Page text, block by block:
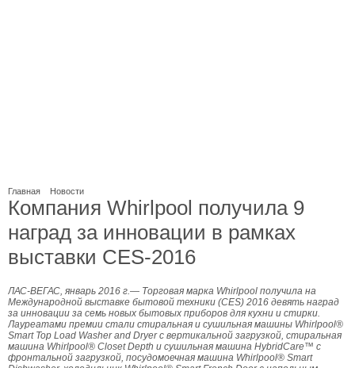
Главная Новости
Компания Whirlpool получила 9
наград за инновации в рамках
выставки CES-2016
ЛАС-ВЕГАС, январь 2016 г.— Торговая марка Whirlpool получила на
Международной выставке бытовой техники (CES) 2016 девять наград
за инновации за семь новых бытовых приборов для кухни и стирки.
Лауреатами премии стали стиральная и сушильная машины Whirlpool®
Smart Top Load Washer and Dryer с вертикальной загрузкой, стиральная
машина Whirlpool® Closet Depth и сушильная машина HybridCare™ с
фронтальной загрузкой, посудомоечная машина Whirlpool® Smart